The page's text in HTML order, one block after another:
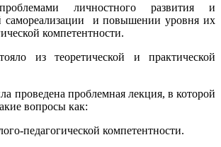
личностного развития и
самореализации и повышении уровня их
компетентности.
из теоретической и практической
проведена проблемная лекция, в которой
вопросы как:
педагогической компетентности.